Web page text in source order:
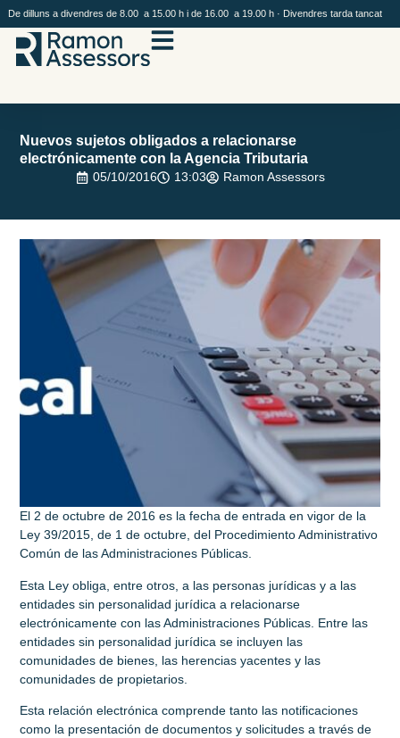
De dilluns a divendres de 8.00 a 15.00 h i de 16.00 a 19.00 h · Divendres tarda tancat
Nuevos sujetos obligados a relacionarse
electrónicamente con la Agencia Tributaria
05/10/2016 13:03 Ramon Assessors
El 2 de octubre de 2016 es la fecha de entrada en vigor de la
Ley 39/2015, de 1 de octubre, del Procedimiento Administrativo
Común de las Administraciones Públicas.
Esta Ley obliga, entre otros, a las personas jurídicas y a las
entidades sin personalidad jurídica a relacionarse
electrónicamente con las Administraciones Públicas. Entre las
entidades sin personalidad jurídica se incluyen las
comunidades de bienes, las herencias yacentes y las
comunidades de propietarios.
Esta relación electrónica comprende tanto las notificaciones
como la presentación de documentos y solicitudes a través de